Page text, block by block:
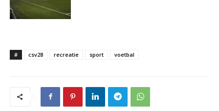
# csv28 recreatie sport voetbal